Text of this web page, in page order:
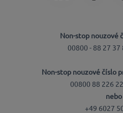
Non-stop nouzové
00800 - 88 27 37
Non-stop nouzové číslo
00800 88 226
nebo
+49 6027